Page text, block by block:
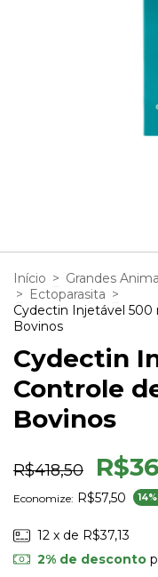
Início > Grandes
> Ectoparasita >
Cydectin Injetável 500
Bovinos
Cydectin
Controle
Bovinos
R$418,50
Economize: R$57,50 14
12 x de R$37,13
2% de desconto